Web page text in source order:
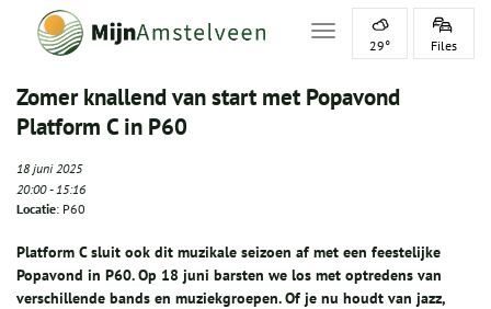
Toggle navigation
29° Files
Zomer knallend van start met Popavond
Platform C in P60
18 juni 2025
20:00-15:16
Locatie: P60
Platform C sluit ook dit muzikale seizoen af met een feestelijke
Popavond in P60. Op 18 juni barsten we los met optredens van
verschillende bands en muziekgroepen. Of je nu houdt van jazz,